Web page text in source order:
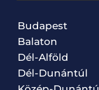
Budapest
Balaton
Dél-Alföld
Dél-Dunántúl